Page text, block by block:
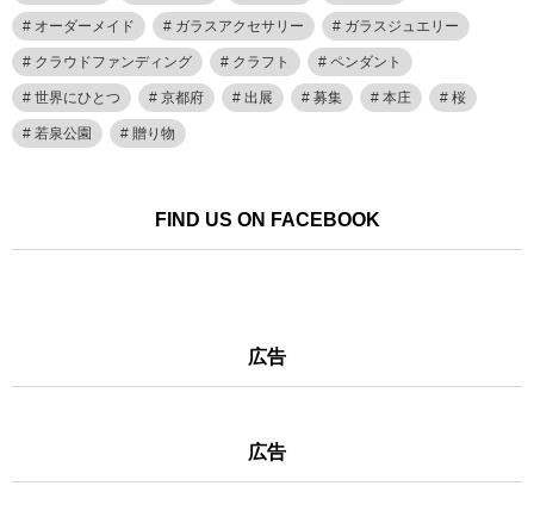
オーダーメイド ガラスアクセサリー ガラスジュエリー
クラウドファンディング クラフト ペンダント
世界にひとつ 京都府 出展 募集 本庄 桜
若泉公園 贈り物
FIND US ON FACEBOOK
広告
広告